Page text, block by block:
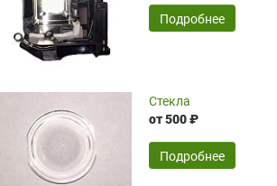
временные затраты по достаточно
оптимизированной стоимости, чему
чрезмерно благодарны!)))
SERGEY FOURSOV,24.04.2026
широкий ассортимент ламп, как оригиналов,
так и аналогов.Быстрое оформление и
передача в доставку, приемлемые цены. Мне
понравилось.
Читать полностью
Подробнее
Стекла
от 500 ₽
Подробнее